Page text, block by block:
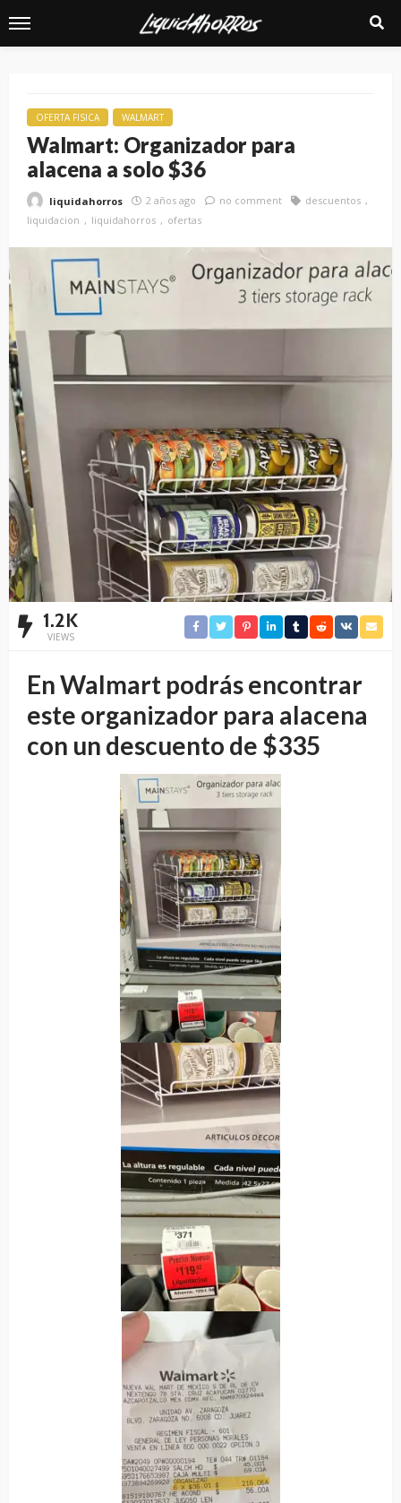
OFERTA FISICA WALMART
Walmart: Organizador para
alacena a solo $36
liquidahorros 2 años ago no comment
descuentos
liquidacion
liquidahorros ofertas
1.2K
VIEWS
En Walmart podrás encontrar
este organizador para alacena
con un descuento de $335